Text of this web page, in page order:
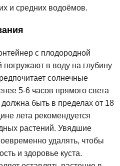
и средних водоёмов.
с плодородной
погружают в воду на глубину
солнечные
5-6 часов прямого света
быть в пределах от 18
лета рекомендуется
растений. Увядшие
удалять, чтобы
и здоровье куста.